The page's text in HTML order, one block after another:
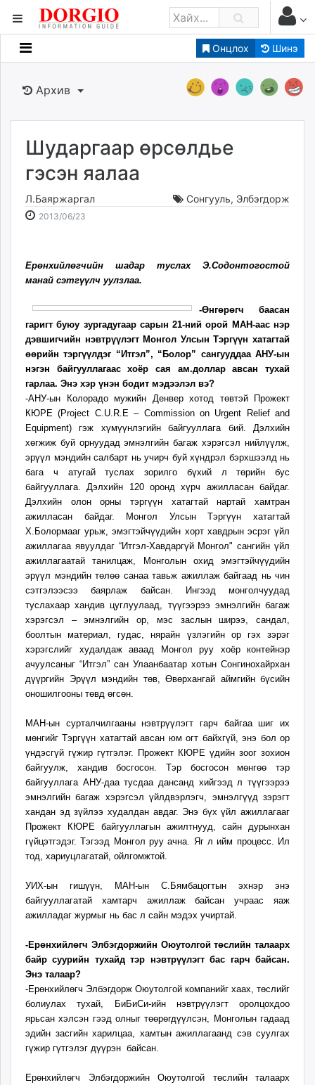
Онцлох Шинэ
Мэдээллийн
Банк санхүү
Бизнес ААН
Төрийн
Нийслэлийн
dorgio.mn
Gogo.mn
zindaa.mn
tovch.mn
ikon.mn
mnb.mn
Livetv.mn
24tsag.mn
shuud.mn
eagle.mn
ergelt.mn
zarig.mn
today.mn
zuv.mn
mminfo.mn
ugluu.mn
unen.mn
asu.mn
shudarga.mn
shuurhai.mn
isee.mn
mglradio.com
fact.mn
tumen.mn
shuum.mn
times.mn
tvmongolia.mn
mass.mn
unegui.mn
assa.mn
toim.mn
paparazzi.mn
unread.today
Архив
Шударгаар өрсөлдье
гэсэн яалаа
Л.Баяржаргал Сонгууль, Элбэгдорж
2013/06/23
16:09:29
21:24:17
Ерөнхийлөгчийн шадар туслах Э.Содонтогостой
манай сэтгүүлч уулзлаа.
-Өнгөрөгч баасан
гаригт буюу зургадугаар сарын 21-ний орой МАН-аас нэр
дэвшигчийн нэвтрүүлэгт Монгол Улсын Тэргүүн хатагтай
өөрийн тэргүүлдэг “Итгэл”, “Болор” сангууддаа АНУ-ын
нэгэн байгууллагаас хоёр сая ам.доллар авсан тухай
гарлаа. Энэ хэр үнэн бодит мэдээлэл вэ?
-АНУ-ын Колорадо мужийн Денвер хотод төвтэй Прожект
КЮРЕ (Project C.U.R.E – Commission on Urgent Relief and
Equipment) гэж хүмүүнлэгийн байгууллага бий. Дэлхийн
хөгжиж буй орнуудад эмнэлгийн багаж хэрэгсэл нийлүүлж,
эрүүл мэндийн салбарт нь учирч буй хүндрэл бэрхшээлд нь
бага ч атугай туслах зорилго бүхий л төрийн бус
байгууллага. Дэлхийн 120 оронд хүрч ажилласан байдаг.
Дэлхийн олон орны тэргүүн хатагтай нартай хамтран
ажилласан байдаг. Монгол Улсын Тэргүүн хатагтай
Х.Болормааг урьж, эмэгтэйчүүдийн хорт хавдрын эсрэг үйл
ажиллагаа явуулдаг “Итгэл-Хавдаргүй Монгол" сангийн үйл
ажиллагаатай танилцаж, Монголын охид эмэгтэйчүүдийн
эрүүл мэндийн төлөө санаа тавьж ажиллаж байгаад нь чин
сэтгэлээсээ баярлаж байсан. Ингээд монголчуудад
туслахаар хандив цуглуулаад, түүгээрээ эмнэлгийн багаж
хэрэгсэл – эмнэлгийн ор, мэс заслын ширээ, сандал,
боолтын материал, гудас, нярайн үзлэгийн ор гэх зэрэг
хэрэгслийг худалдаж аваад Монгол руу хоёр контейнэр
ачуулсаныг “Итгэл” сан Улаанбаатар хотын Сонгинохайрхан
дүүргийн Эрүүл мэндийн төв, Өвөрхангай аймгийн бүсийн
оношилгооны төвд өгсөн.
МАН-ын сурталчилгааны нэвтрүүлэгт гарч байгаа шиг их
мөнгийг Тэргүүн хатагтай авсан юм огт байхгүй, энэ бол ор
үндэсгүй гүжир гүтгэлэг. Прожект КЮРЕ үдийн зоог зохион
байгуулж, хандив босгосон. Тэр босгосон мөнгөө тэр
байгууллага АНУ-даа тусдаа дансанд хийгээд л түүгээрээ
эмнэлгийн багаж хэрэгсэл үйлдвэрлэгч, эмнэлгүүд зэрэгт
хандан эд зүйлээ худалдан авдаг. Энэ бүх үйл ажиллагааг
Прожект КЮРЕ байгууллагын ажилтнууд, сайн дурынхан
гүйцэтгэдэг. Тэгээд Монгол руу ачна. Яг л ийм процесс. Ил
тод, хариуцлагатай, ойлгомжтой.
УИХ-ын гишүүн, МАН-ын С.Бямбацогтын эхнэр энэ
байгууллагатай хамтарч ажиллаж байсан учраас яаж
ажилладаг журмыг нь бас л сайн мэдэх учиртай.
-Ерөнхийлөгч Элбэгдоржийн Оюутолгой төслийн талаарх
байр суурийн тухайд тэр нэвтрүүлэгт бас гарч байсан.
Энэ талаар?
-Ерөнхийлөгч Элбэгдорж Оюутолгой компанийг хаах, төслийг
болиулах тухай, БиБиСи-ийн нэвтрүүлэгт оролцохдоо
ярьсан хэлсэн гээд олныг төөрөгдүүлсэн, Монголын гадаад
эдийн засгийн харилцаа, хамтын ажиллагаанд сэв суулгах
гүжир гүтгэлэг дүүрэн байсан.
Ерөнхийлөгч Элбэгдоржийн Оюутолгой төслийн талаарх